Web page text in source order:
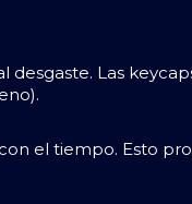
Las
el tiempo. Esto